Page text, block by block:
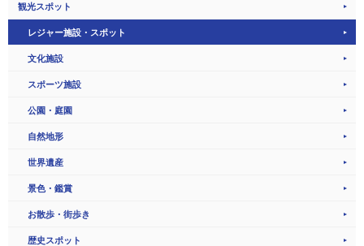
観光スポット
レジャー施設・スポット
文化施設
スポーツ施設
公園・庭園
自然地形
世界遺産
景色・鑑賞
お散歩・街歩き
歴史スポット